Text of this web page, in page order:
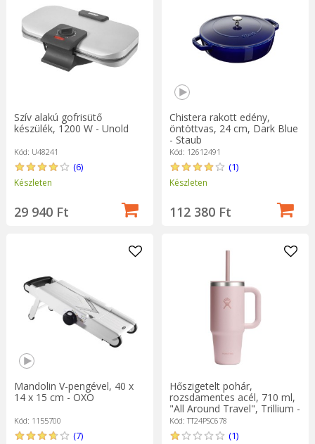
Szív alakú gofrisütő
készülék, 1200 W - Unold
Kód: U48241
(6)
Készleten
29 940 Ft
Chistera rakott edény,
öntöttvas, 24 cm, Dark Blue
- Staub
Kód: 12612491
(1)
Készleten
112 380 Ft
Mandolin V-pengével, 40 x
14 x 15 cm - OXO
Kód: 1155700
(7)
Hőszigetelt pohár,
rozsdamentes acél, 710 ml,
"All Around Travel", Trillium -
Hydro Flask
Kód: TT24PSC678
(1)